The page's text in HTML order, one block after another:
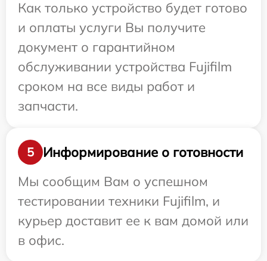
Как только устройство будет готово
и оплаты услуги Вы получите
документ о гарантийном
обслуживании устройства Fujifilm
сроком на все виды работ и
запчасти.
5
Информирование о готовности
Мы сообщим Вам о успешном
тестировании техники Fujifilm, и
курьер доставит ее к вам домой или
в офис.